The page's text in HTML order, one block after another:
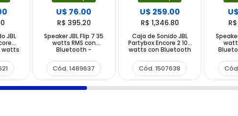
JBL
watts
U$ 76.00
R$ 395.20
Speaker JBL Flip 7 35
watts RMS con
Bluetooth -
Cód. 1489637
U$ 259.00
R$ 1,346.80
Caja de Sonido JBL
Partybox Encore 2 100
watts con Bluetooth
Cód. 1507638